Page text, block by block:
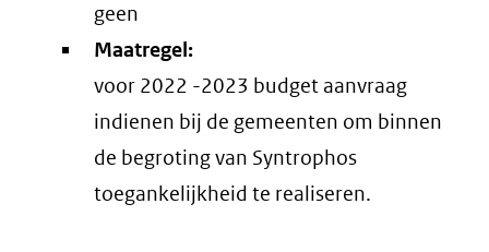
geen
Maatregel:
voor 2022 -2023 budget aanvraag
indienen bij de gemeenten om binnen
de begroting van Syntrophos
toegankelijkheid te realiseren.